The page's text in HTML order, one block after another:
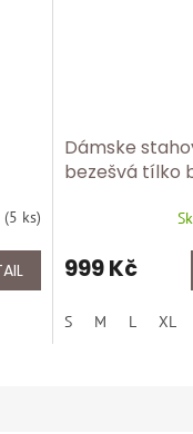
(5 ks)
Dámske
bezešvá tílko
shapewear s
efektem FC
999 Kč
S M L XL